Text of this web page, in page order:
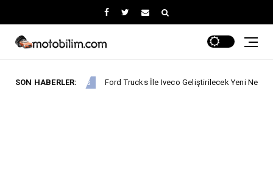
SON HABERLER:
Trucks Ford Trucks İle Iveco Geliştirilecek Yeni Nesil Kabine Yönelik